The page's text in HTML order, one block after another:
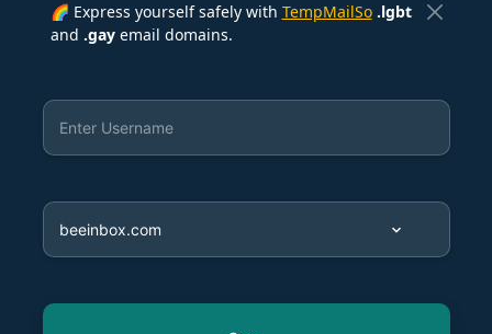
🌈 Express yourself safely with TempMailSo .lgbt
and .gayemail domains.